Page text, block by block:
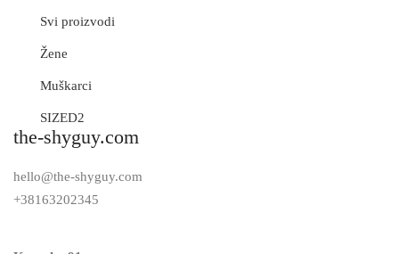
Svi proizvodi
Žene
Muškarci
SIZED2
the-shyguy.com
hello@the-shyguy.com
+38163202345